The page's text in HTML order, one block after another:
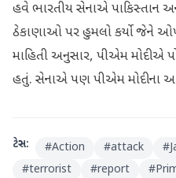
હવે ભારતીય સેનાએ
ઠેકાણાઓ પર હુમલો કર્યો જેને
માહિતી અનુસાર, પીએમ
હતું. સેનાએ પણ પીએમ મોદીના આ
ટેગ્સ: #Action #attack #
#terrorist #report #